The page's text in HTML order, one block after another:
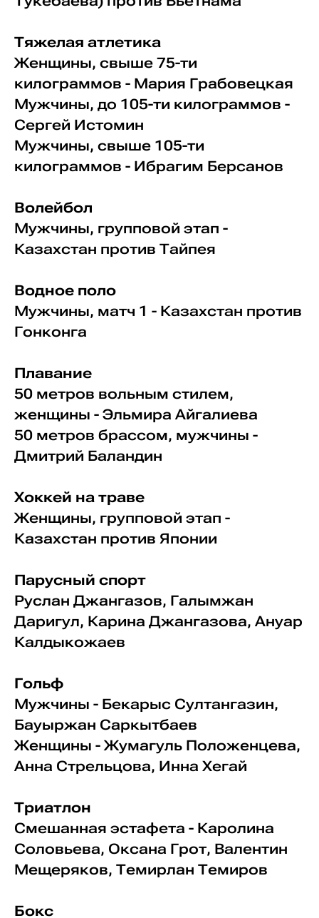
Тяжелая атлетика
Женщины, свыше 75-ти
килограммов - Мария Грабовецкая
Мужчины, до 105-ти килограммов -
Сергей Истомин
Мужчины, свыше 105-ти
килограммов - Ибрагим Берсанов
Волейбол
Мужчины, групповой этап -
Казахстан против Тайпея
Водное поло
Мужчины, матч 1 - Казахстан против
Гонконга
Плавание
50 метров вольным стилем,
женщины - Эльмира Айгалиева
50 метров брассом, мужчины -
Дмитрий Баландин
Хоккей на траве
Женщины, групповой этап -
Казахстан против Японии
Парусный спорт
Руслан Джангазов, Галымжан
Даригул, Карина Джангазова, Ануар
Калдыкожаев
Гольф
Мужчины - Бекарыс Султангазин,
Бауыржан Саркытбаев
Женщины - Жумагуль Положенцева,
Анна Стрельцова, Инна Хегай
Триатлон
Смешанная эстафета - Каролина
Соловьева, Оксана Грот, Валентин
Мещеряков, Темирлан Темиров
Бокс